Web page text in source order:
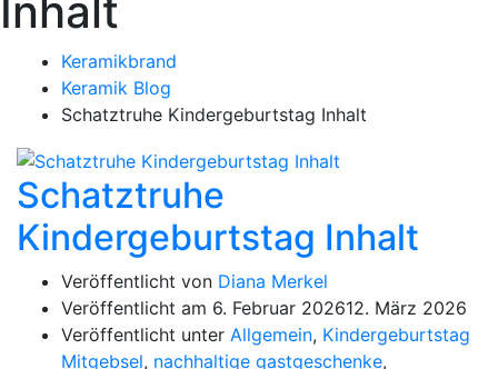
Inhalt
Keramikbrand
Keramik Blog
Schatztruhe Kindergeburtstag Inhalt
Schatztruhe
Kindergeburtstag Inhalt
Veröffentlicht von Diana Merkel
Veröffentlicht am 6. Februar 202612. März 2026
Veröffentlicht unter Allgemein, Kindergeburtstag
Mitgebsel, nachhaltige gastgeschenke,